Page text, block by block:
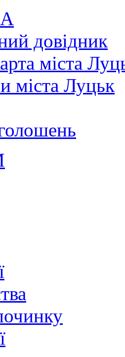
довідник
міста
міста Луцьк